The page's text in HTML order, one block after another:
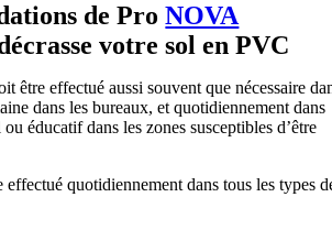
de ProNOVA
votre sol en PVC
être effectué aussi souvent que nécessaire
dans les bureaux, et quotidiennement dans
éducatif dans les zones susceptibles d’être
effectué quotidiennement dans tous les types